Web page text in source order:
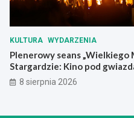
KULTURA WYDARZENIA
Plenerowy seans „Wielkiego
Stargardzie: Kino pod
8 sierpnia 2026